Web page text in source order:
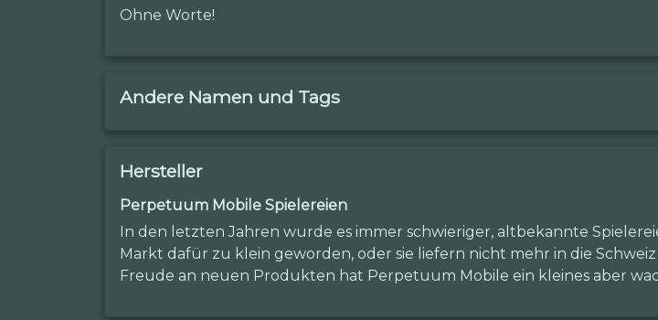
Ohne Worte!
Andere Namen und Tags
Hersteller
Perpetuum Mobile Spielereien
In den letzten Jahren wurde es immer schwieriger, altbekannte
Markt dafür zu klein geworden, oder sie liefern nicht mehr in die
Freude an neuen Produkten hat Perpetuum Mobile ein kleines aber